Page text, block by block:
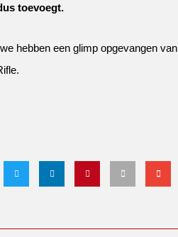
toevoegt.
hebben een glimp opgevangen van